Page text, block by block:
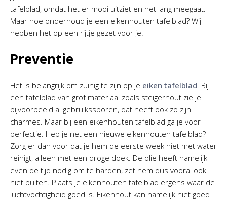
tafelblad, omdat het er mooi uitziet en het lang meegaat.
Maar hoe onderhoud je een eikenhouten tafelblad? Wij
hebben het op een rijtje gezet voor je.
Preventie
Het is belangrijk om zuinig te zijn op je eiken tafelblad. Bij
een tafelblad van grof materiaal zoals steigerhout zie je
bijvoorbeeld al gebruikssporen, dat heeft ook zo zijn
charmes. Maar bij een eikenhouten tafelblad ga je voor
perfectie. Heb je net een nieuwe eikenhouten tafelblad?
Zorg er dan voor dat je hem de eerste week niet met water
reinigt, alleen met een droge doek. De olie heeft namelijk
even de tijd nodig om te harden, zet hem dus vooral ook
niet buiten. Plaats je eikenhouten tafelblad ergens waar de
luchtvochtigheid goed is. Eikenhout kan namelijk niet goed